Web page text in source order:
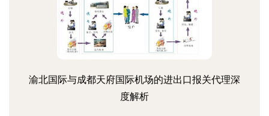
渝北国际与成都天府国际机场的进出口报关代理深
度解析